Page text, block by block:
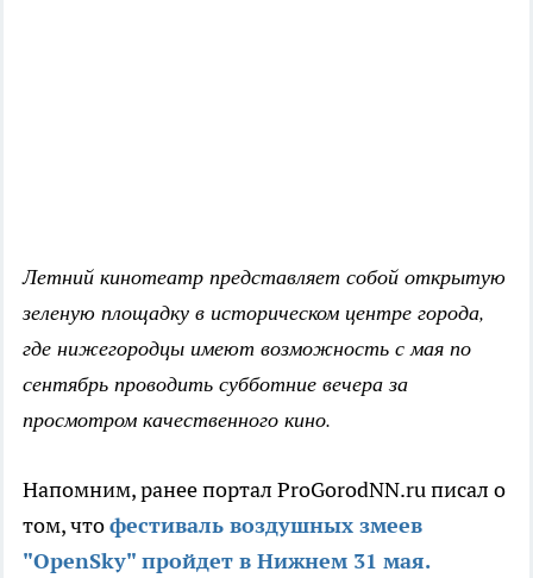
Летний кинотеатр представляет собой открытую
зеленую площадку в историческом центре города,
где нижегородцы имеют возможность с мая по
сентябрь проводить субботние вечера за
просмотром качественного кино.
Напомним, ранее портал ProGorodNN.ru писал о
том, чтофестиваль воздушных змеев
"OpenSky" пройдет в Нижнем 31 мая.